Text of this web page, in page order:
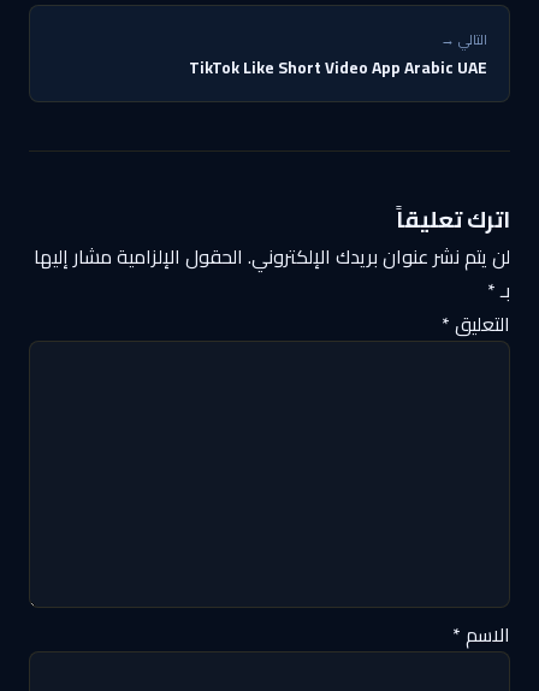
التالي →
TikTok Like Short Video App Arabic UAE
اترك تعليقاً
لن يتم نشر عنوان بريدك الإلكتروني. الحقول الإلزامية مشار إليها
بـ*
التعليق*
الاسم*